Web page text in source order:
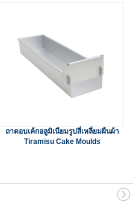
เนียมอัลลอยด์ความหนา: 0.8 มมรูปร่าง:
ถาดอบเค้กอลูมิเนียมรูปสี่เหลี่ยมผืนผ้า
Tiramisu Cake Moulds